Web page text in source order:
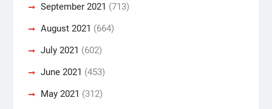
September 2021 (713)
August 2021 (664)
July 2021 (602)
June 2021 (453)
May 2021 (312)